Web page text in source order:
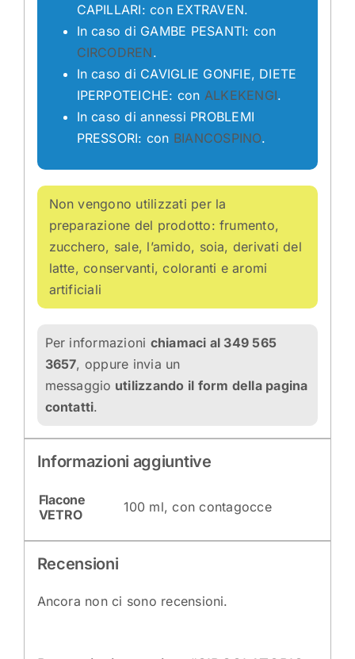
CAPILLARI: con EXTRAVEN.
In caso di GAMBE PESANTI: con
CIRCODREN.
In caso di CAVIGLIE GONFIE, DIETE
IPERPOTEICHE: con ALKEKENGI.
In caso di annessi PROBLEMI
PRESSORI: con BIANCOSPINO.
Non vengono utilizzati per la
preparazione del prodotto: frumento,
zucchero, sale, l’amido, soia, derivati del
latte, conservanti, coloranti e aromi
artificiali
Per informazioni chiamaci al 349 565
3657, oppure invia un
messaggio utilizzando il form della pagina
contatti.
Informazioni aggiuntive
Flacone
VETRO
100 ml, con contagocce
Recensioni
Ancora non ci sono recensioni.